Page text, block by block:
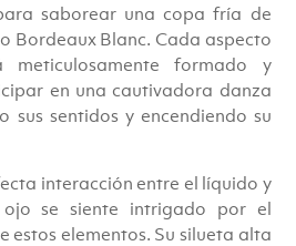
saborear una copa fría de
Bordeaux Blanc. Cada aspecto
formado y
en una cautivadora danza
sus sentidos y encendiendo su
interacción entre el líquido y
se siente intrigado por el
estos elementos. Su silueta alta